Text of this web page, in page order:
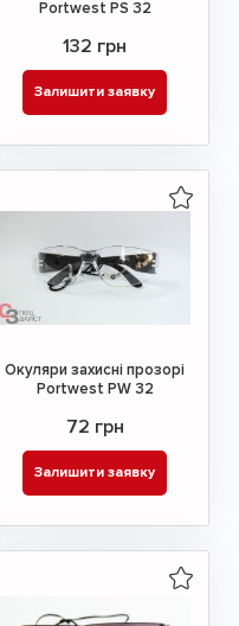
Portwest PS 32
132 грн
Залишити заявку
Окуляри захисні прозорі
Portwest PW 32
72 грн
Залишити заявку